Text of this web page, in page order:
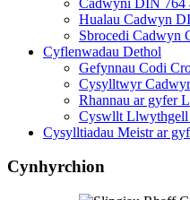
Hualau Cadwyn
Sbrocedi Cadwyn
Cyflenwadau Dethol
Gefynnau Codi
Cysylltwyr
Rhannau ar gyfer
Cyswllt
Cysylltiadau Meistr ar
Cynhyrchion